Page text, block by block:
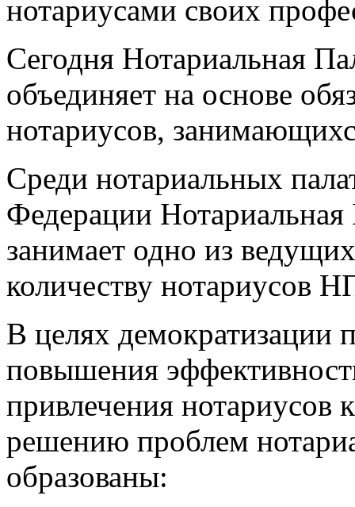
нотариусами своих
Сегодня Нотариальная
объединяет на основе
нотариусов,
Среди нотариальных
Федерации Нотариальная
занимает одно из
количеству нотариусов
В целях демократизации
повышения
привлечения нотариусов
решению проблем
образованы: